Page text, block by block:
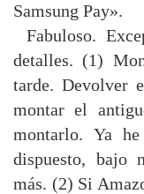
Samsung Pay».
Fabuloso.
detalles. (1)
tarde. Devolver
montar el
montarlo. Ya
dispuesto, bajo
más. (2) Si